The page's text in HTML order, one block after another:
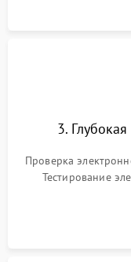
3.
Проверка
Тестирование
температуры и
жерновов